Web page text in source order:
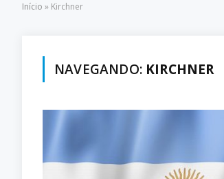
Início » Kirchner
NAVEGANDO: KIRCHNER